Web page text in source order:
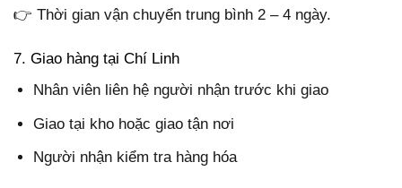
👉 Thời gian vận chuyển trung bình 2 – 4 ngày.
7. Giao hàng tại Chí Linh
Nhân viên liên hệ người nhận trước khi giao
Giao tại kho hoặc giao tận nơi
Người nhận kiểm tra hàng hóa